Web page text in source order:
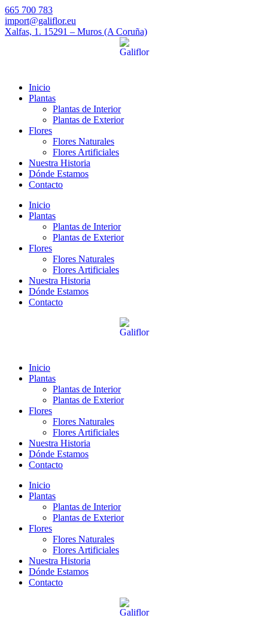
665 700 783
import@galiflor.eu
Xalfas, 1. 15291 – Muros (A Coruña)
Inicio
Plantas
Plantas de Interior
Plantas de Exterior
Flores
Flores Naturales
Flores Artificiales
Nuestra Historia
Dónde Estamos
Contacto
Inicio
Plantas
Plantas de Interior
Plantas de Exterior
Flores
Flores Naturales
Flores Artificiales
Nuestra Historia
Dónde Estamos
Contacto
Inicio
Plantas
Plantas de Interior
Plantas de Exterior
Flores
Flores Naturales
Flores Artificiales
Nuestra Historia
Dónde Estamos
Contacto
Inicio
Plantas
Plantas de Interior
Plantas de Exterior
Flores
Flores Naturales
Flores Artificiales
Nuestra Historia
Dónde Estamos
Contacto